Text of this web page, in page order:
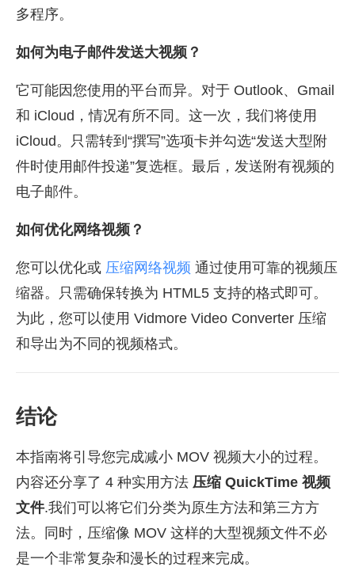
多程序。
如何为电子邮件发送大视频？
它可能因您使用的平台而异。对于 Outlook、Gmail
和 iCloud，情况有所不同。这一次，我们将使用
iCloud。只需转到“撰写”选项卡并勾选“发送大型附
件时使用邮件投递”复选框。最后，发送附有视频的
电子邮件。
如何优化网络视频？
您可以优化或 压缩网络视频 通过使用可靠的视频压
缩器。只需确保转换为 HTML5 支持的格式即可。
为此，您可以使用 Vidmore Video Converter 压缩
和导出为不同的视频格式。
结论
本指南将引导您完成减小 MOV 视频大小的过程。
内容还分享了 4 种实用方法 压缩 QuickTime 视频
文件.我们可以将它们分类为原生方法和第三方方
法。同时，压缩像 MOV 这样的大型视频文件不必
是一个非常复杂和漫长的过程来完成。